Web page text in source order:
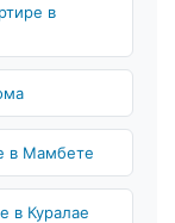
в
в Мамбете
в Куралае